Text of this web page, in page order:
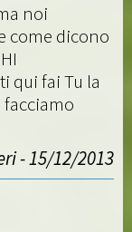
noi
come dicono
qui fai Tu la
- 15/12/2013